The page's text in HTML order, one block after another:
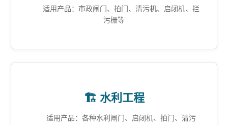
适用产品：市政闸门、拍门、清污机、启闭机、拦
污栅等
🏗️ 水利工程
适用产品：各种水利闸门、启闭机、拍门、清污